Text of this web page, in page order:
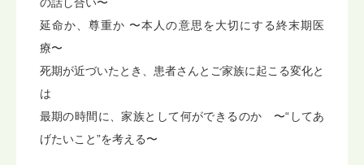
延命か、尊重か 〜本人の意思を大切にする終末期医
療〜
死期が近づいたとき、患者さんとご家族に起こる変化と
は
最期の時間に、家族として何ができるのか 〜“してあ
げたいこと”を考える〜